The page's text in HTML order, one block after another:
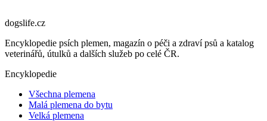
dogslife.cz
Encyklopedie psích plemen, magazín o péči a zdraví psů a katalog
veterinářů, útulků a dalších služeb po celé ČR.
Encyklopedie
Všechna plemena
Malá plemena do bytu
Velká plemena